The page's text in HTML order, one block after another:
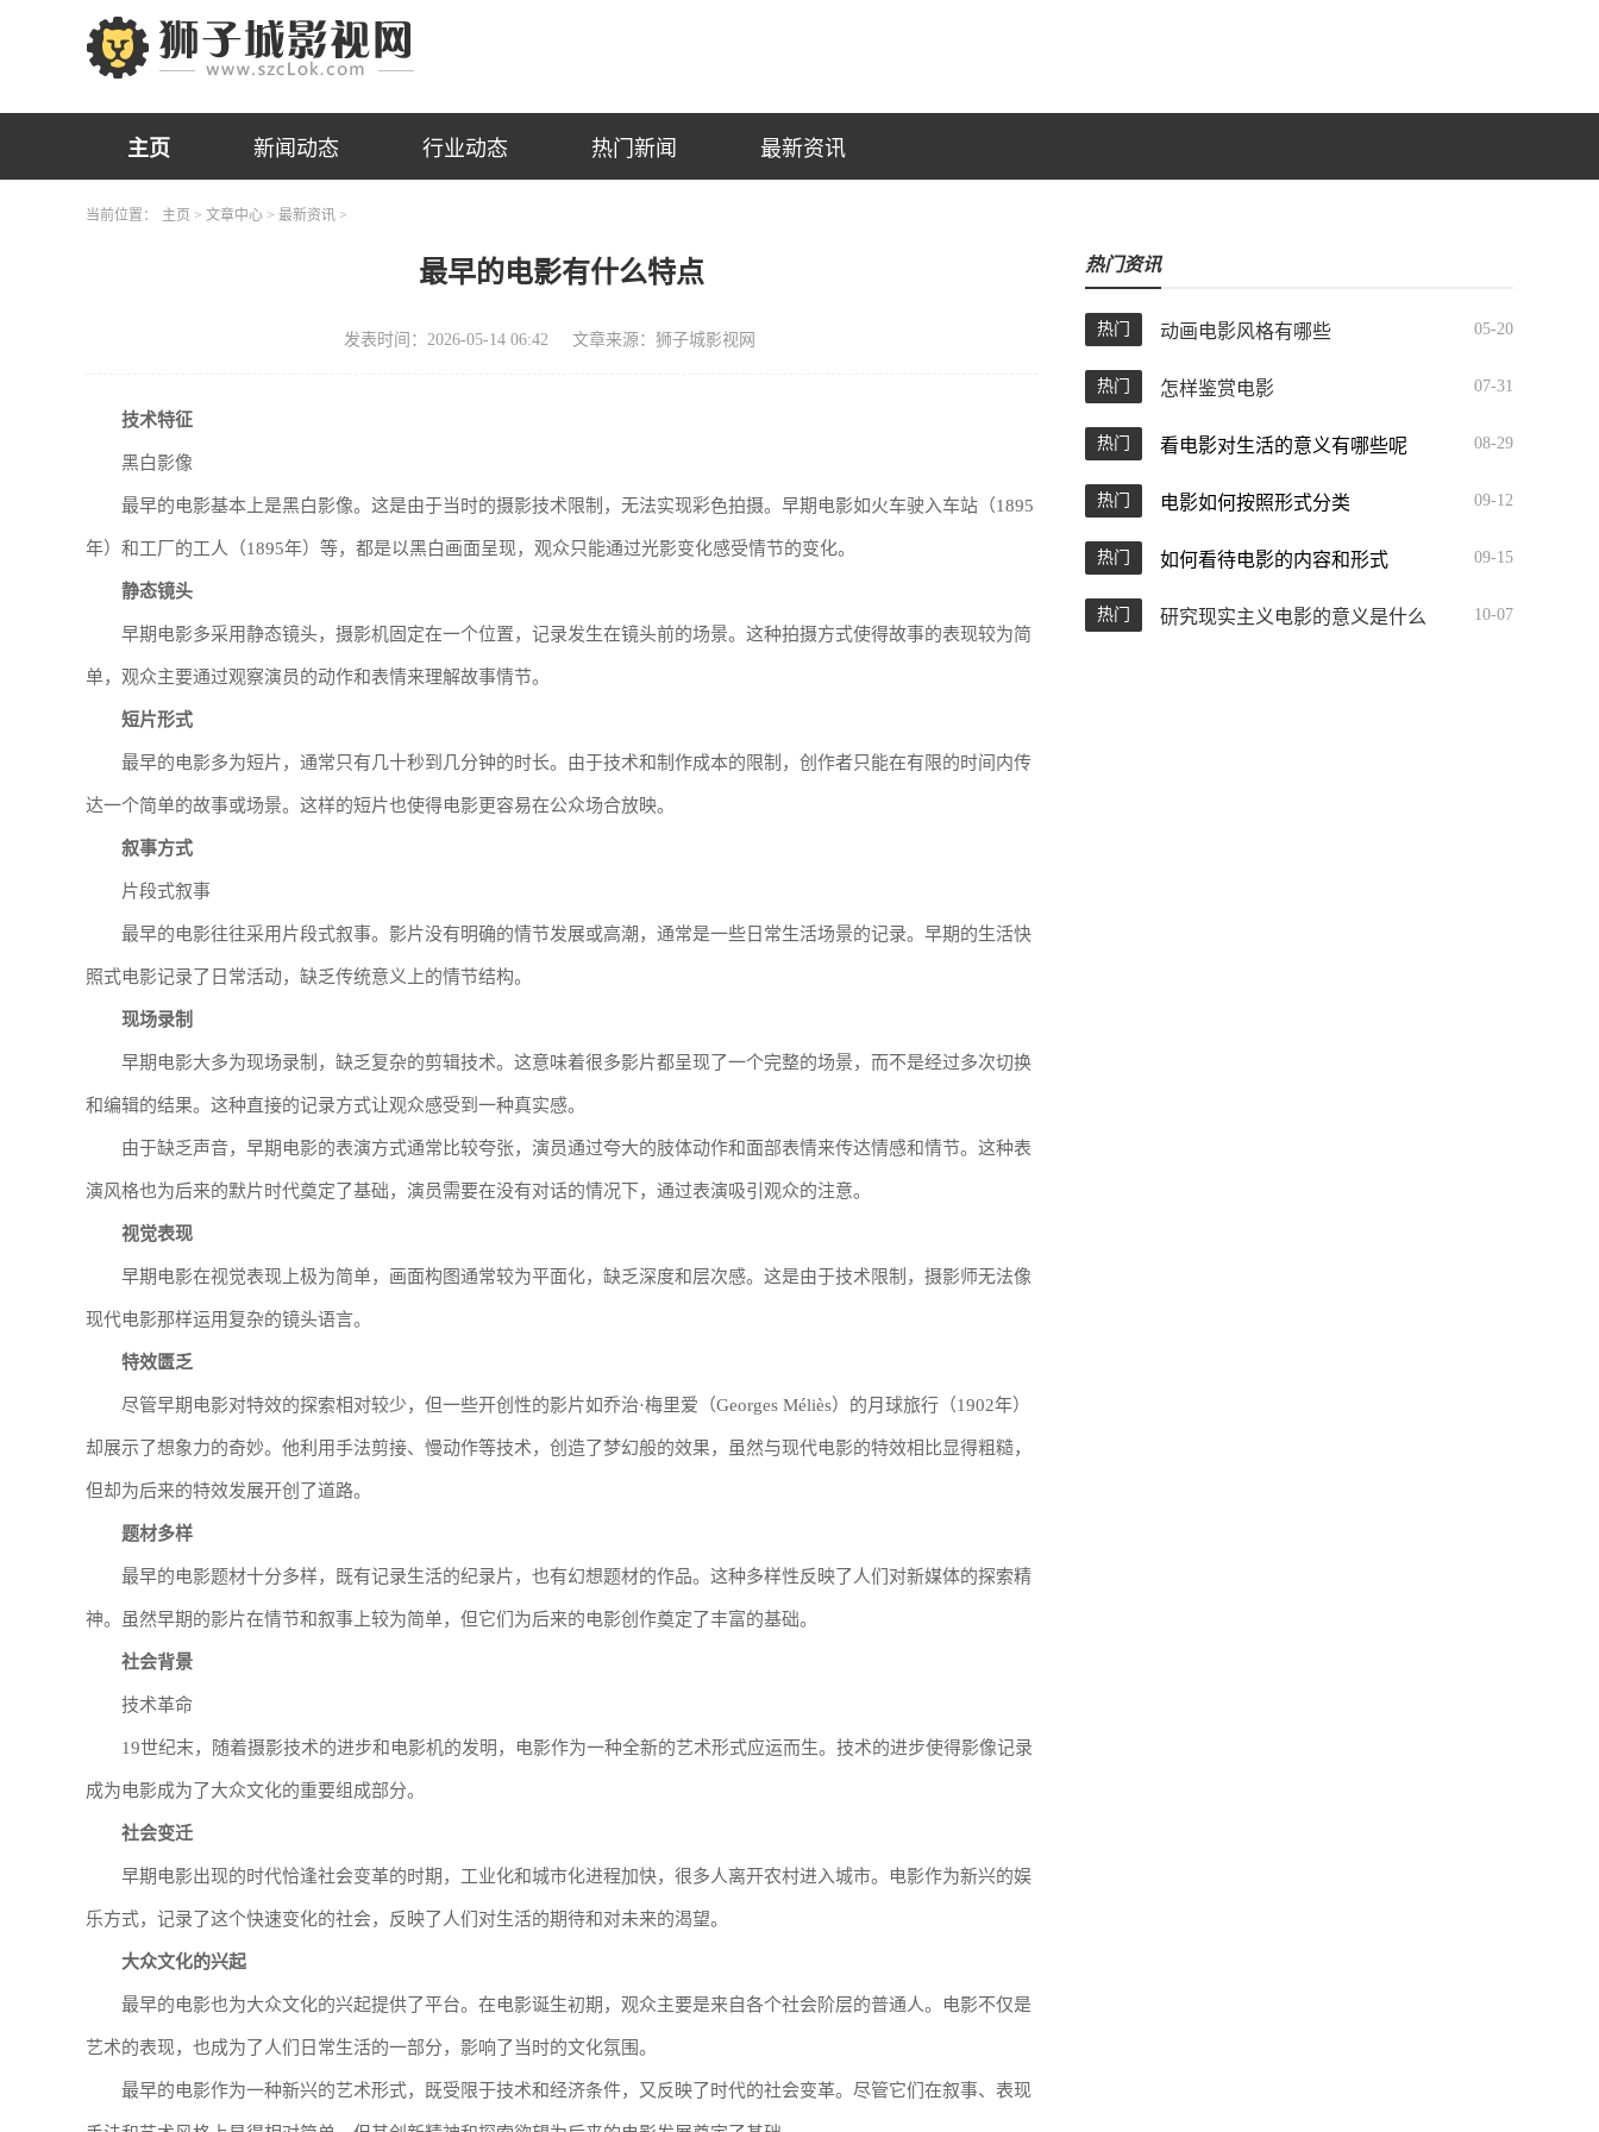
主页 新闻动态 行业动态 热门新闻 最新资讯
当前位置： 主页 > 文章中心 > 最新资讯 >
最早的电影有什么特点
发表时间：2026-05-14 06:42 文章来源：狮子城影视网
技术特征
黑白影像
最早的电影基本上是黑白影像。这是由于当时的摄影技术限制，无法实现彩色拍摄。早期电影如火车驶入车站（1895
年）和工厂的工人（1895年）等，都是以黑白画面呈现，观众只能通过光影变化感受情节的变化。
静态镜头
早期电影多采用静态镜头，摄影机固定在一个位置，记录发生在镜头前的场景。这种拍摄方式使得故事的表现较为简
单，观众主要通过观察演员的动作和表情来理解故事情节。
短片形式
最早的电影多为短片，通常只有几十秒到几分钟的时长。由于技术和制作成本的限制，创作者只能在有限的时间内传
达一个简单的故事或场景。这样的短片也使得电影更容易在公众场合放映。
叙事方式
片段式叙事
最早的电影往往采用片段式叙事。影片没有明确的情节发展或高潮，通常是一些日常生活场景的记录。早期的生活快
照式电影记录了日常活动，缺乏传统意义上的情节结构。
现场录制
早期电影大多为现场录制，缺乏复杂的剪辑技术。这意味着很多影片都呈现了一个完整的场景，而不是经过多次切换
和编辑的结果。这种直接的记录方式让观众感受到一种真实感。
由于缺乏声音，早期电影的表演方式通常比较夸张，演员通过夸大的肢体动作和面部表情来传达情感和情节。这种表
演风格也为后来的默片时代奠定了基础，演员需要在没有对话的情况下，通过表演吸引观众的注意。
视觉表现
早期电影在视觉表现上极为简单，画面构图通常较为平面化，缺乏深度和层次感。这是由于技术限制，摄影师无法像
现代电影那样运用复杂的镜头语言。
特效匮乏
尽管早期电影对特效的探索相对较少，但一些开创性的影片如乔治·梅里爱（Georges Méliès）的月球旅行（1902年）
却展示了想象力的奇妙。他利用手法剪接、慢动作等技术，创造了梦幻般的效果，虽然与现代电影的特效相比显得粗糙，
但却为后来的特效发展开创了道路。
题材多样
最早的电影题材十分多样，既有记录生活的纪录片，也有幻想题材的作品。这种多样性反映了人们对新媒体的探索精
神。虽然早期的影片在情节和叙事上较为简单，但它们为后来的电影创作奠定了丰富的基础。
社会背景
技术革命
19世纪末，随着摄影技术的进步和电影机的发明，电影作为一种全新的艺术形式应运而生。技术的进步使得影像记录
成为电影成为了大众文化的重要组成部分。
社会变迁
早期电影出现的时代恰逢社会变革的时期，工业化和城市化进程加快，很多人离开农村进入城市。电影作为新兴的娱
乐方式，记录了这个快速变化的社会，反映了人们对生活的期待和对未来的渴望。
大众文化的兴起
最早的电影也为大众文化的兴起提供了平台。在电影诞生初期，观众主要是来自各个社会阶层的普通人。电影不仅是
艺术的表现，也成为了人们日常生活的一部分，影响了当时的文化氛围。
最早的电影作为一种新兴的艺术形式，既受限于技术和经济条件，又反映了时代的社会变革。尽管它们在叙事、表现
热门资讯
热门 动画电影风格有哪些 05-20
热门 怎样鉴赏电影 07-31
热门 看电影对生活的意义有哪些呢 08-29
热门 电影如何按照形式分类 09-12
热门 如何看待电影的内容和形式 09-15
热门 研究现实主义电影的意义是什么 10-07